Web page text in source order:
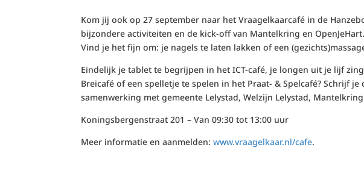
Kom jij ook op 27 september naar het Vraagelkaarcafé in de
bijzondere activiteiten en de kick-off van Mantelkring en
Vind je het fijn om: je nagels te laten lakken of een
Eindelijk je tablet te begrijpen in het ICT-café, je longen uit je lijf
Breicafé of een spelletje te spelen in het Praat- & Spelcafé? Schrijf
samenwerking met gemeente Lelystad, Welzijn Lelystad, Mantelkring
Koningsbergenstraat 201 – Van 09:30 tot 13:00 uur
Meer informatie en aanmelden:www.vraagelkaar.nl/cafe.